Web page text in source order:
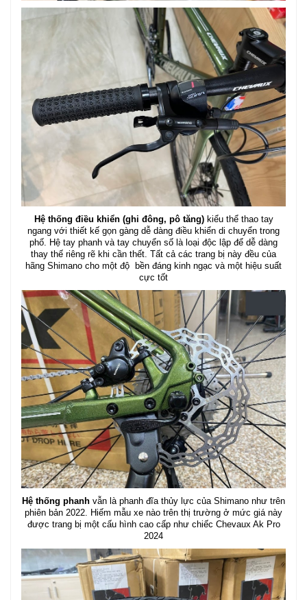
Hệ thống điều khiển (ghi đông, pô tăng)kiểu thể thao tay
ngang với thiết kế gọn gàng dễ dàng điều khiển di chuyển trong
phố. Hệ tay phanh và tay chuyển số là loại độc lập để dễ dàng
thay thế riêng rẽ khi cần thết. Tất cả các trang bị này đều của
hãng Shimano cho một độ bền đáng kinh ngạc và một hiệu suất
cực tốt
Hệ thống phanh vẫn là phanh đĩa thủy lực của Shimano như trên
phiên bản 2022. Hiếm mẫu xe nào trên thị trường ở mức giá này
được trang bị một cấu hình cao cấp như chiếc Chevaux Ak Pro
2024